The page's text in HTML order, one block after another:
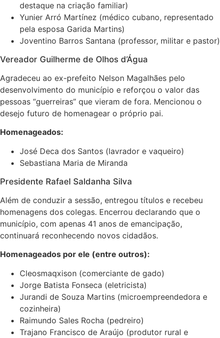
destaque na criação familiar)
Yunier Arró Martínez (médico cubano, representado
pela esposa Garida Martins)
Joventino Barros Santana (professor, militar e pastor)
Vereador Guilherme de Olhos d’Água
Agradeceu ao ex-prefeito Nelson Magalhães pelo
desenvolvimento do município e reforçou o valor das
pessoas “guerreiras” que vieram de fora. Mencionou o
desejo futuro de homenagear o próprio pai.
Homenageados:
José Deca dos Santos (lavrador e vaqueiro)
Sebastiana Maria de Miranda
Presidente Rafael Saldanha Silva
Além de conduzir a sessão, entregou títulos e recebeu
homenagens dos colegas. Encerrou declarando que o
município, com apenas 41 anos de emancipação,
continuará reconhecendo novos cidadãos.
Homenageados por ele (entre outros):
Cleosmaqxison (comerciante de gado)
Jorge Batista Fonseca (eletricista)
Jurandi de Souza Martins (microempreendedora e
cozinheira)
Raimundo Sales Rocha (pedreiro)
Trajano Francisco de Araújo (produtor rural e